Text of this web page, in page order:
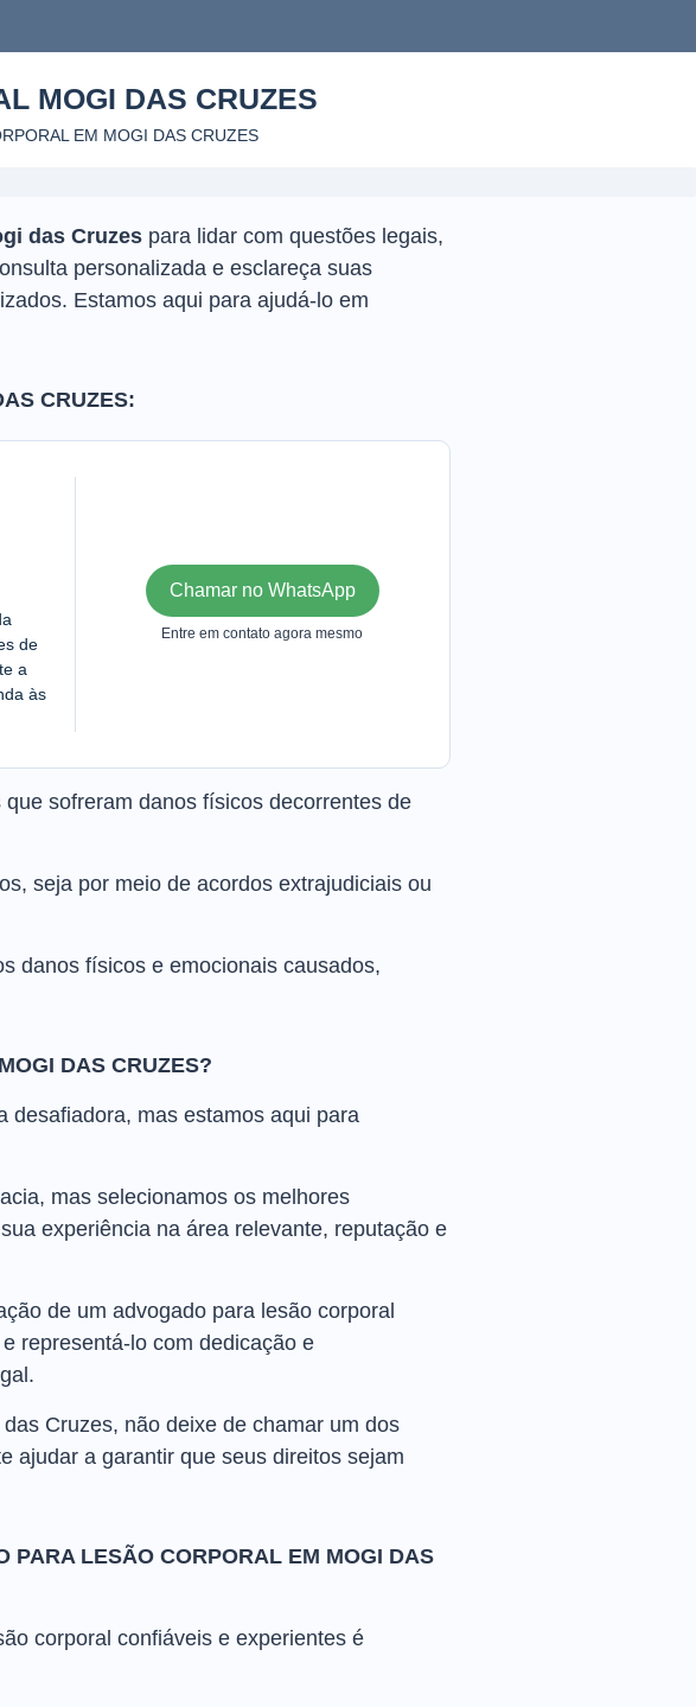
MOGI DAS CRUZES
EM MOGI DAS CRUZES
das Cruzes para lidar com questões legais,
personalizada e esclareça suas
Estamos aqui para ajudá-lo em
CRUZES:
de
a
às
Chamar no WhatsApp
Entre em contato agora mesmo
sofreram danos físicos decorrentes de
seja por meio de acordos extrajudiciais ou
danos físicos e emocionais causados,
DAS CRUZES?
desafiadora, mas estamos aqui para
mas selecionamos os melhores
experiência na área relevante, reputação e
de um advogado para lesão corporal
representá-lo com dedicação e
Cruzes, não deixe de chamar um dos
ajudar a garantir que seus direitos sejam
PARA LESÃO CORPORAL EM MOGI DAS
corporal confiáveis e experientes é